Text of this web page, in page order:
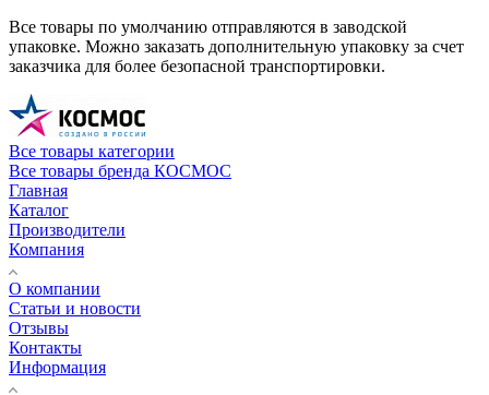
Все товары по умолчанию отправляются в заводской
упаковке. Можно заказать дополнительную упаковку за счет
заказчика для более безопасной транспортировки.
Все товары категории
Все товары бренда КОСМОС
Главная
Каталог
Производители
Компания
О компании
Статьи и новости
Отзывы
Контакты
Информация